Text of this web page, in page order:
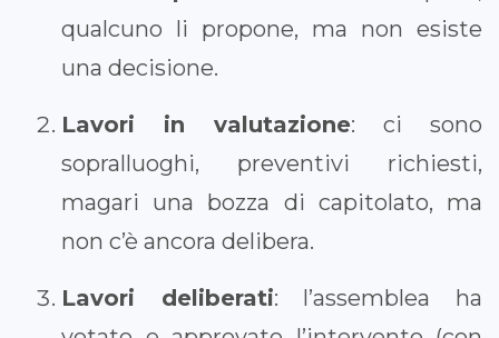
qualcuno li propone, ma non esiste
una decisione.
Lavori in valutazione: ci sono
sopralluoghi, preventivi richiesti,
magari una bozza di capitolato, ma
non c’è ancora delibera.
Lavori deliberati: l’assemblea ha